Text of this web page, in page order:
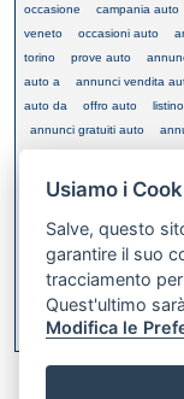
occasione
campania auto
veneto
occasioni auto
torino
prove auto
auto a
annunci vendita
auto da
offro auto
annunci gratuiti auto
annunci autousate
economiche
annunci auto
fuoristrada privati
Usiamo i
Salve, questo
garantire il suo
tracciamento
Quest'ultimo
Modifica le